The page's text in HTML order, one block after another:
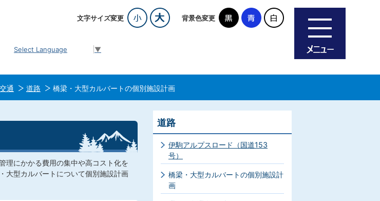
文字サイズ変更 背景色変更
Select Language ▼
通 道路 橋梁・大型カルバートの個別施設計画
理にかかる費用の集中や高コスト化を
大型カルバートについて個別施設計画
道路
伊駒アルプスロード（国道153
号）
橋梁・大型カルバートの個別施設計
画